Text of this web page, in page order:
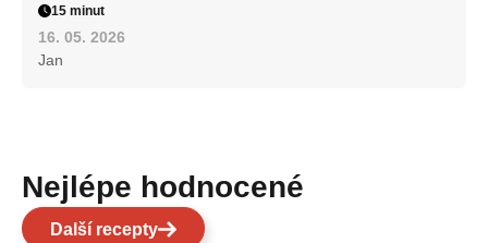
15 minut
16. 05. 2026
Jan
Nejlépe hodnocené
Další recepty